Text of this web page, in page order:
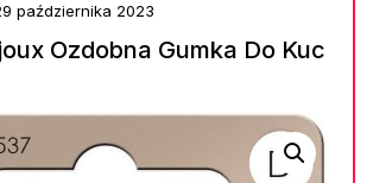
października 2023
Ozdobna Gumka Do Kuc